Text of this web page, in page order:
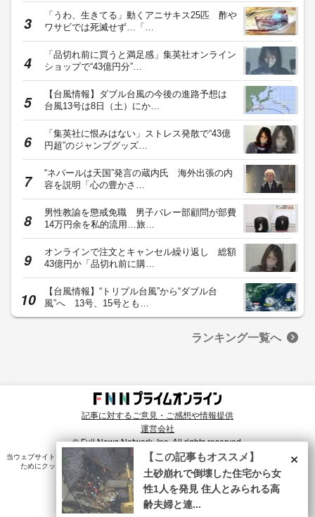
「うわ、生きてる」動くアニサキス25匹 酢や
ワサビでは死滅せず…「…
「品切れ前に買うと満足感」集英社オンライン
ショップで“43億円分”…
【台風情報】ダブル台風の今後の進路予想は
台風13号は8日（土）にか…
「集英社に恨みはない」ストレス発散で“43億
円超”のジャンプグッズ…
“ネパールは天国”発言の蔵内氏 海外出張の内
容を説明「心の豊かさ…
男性教諭を懲戒免職 男子バレー部顧問が部費
14万円余を私的流用…旅…
オンラインで注文とキャンセル繰り返し 総額
43億円か「品切れ前に購…
【台風情報】“トリプル台風”から“ダブル台
風”へ 13号、15号とも…
ランキング一覧へ
記事に対するご意見・ご感想や情報提供
運営会社
© Fuji News Network, Inc. All rights reserved.
当ウェブサイトでは、ユーザのニーズ・興味・関⼼に合致したコンテンツや広告配信を提供する
ためにクッキーを使⽤しています。詳細は、
プライバシーポリシー をご確認ください。×
【この記事もオススメ】
土砂崩れで倒壊した住宅から女
性1人を発見 住人とみられる高
齢夫婦と連...